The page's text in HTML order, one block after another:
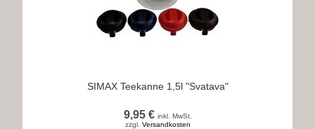
SIMAX Teekanne 1,5l "Svatava"
9,95 € inkl. MwSt.
zzgl. Versandkosten